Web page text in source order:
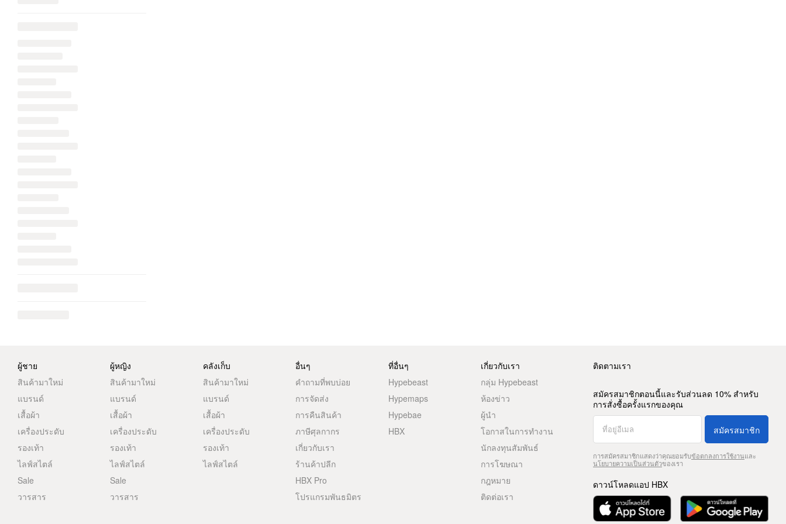
ผู้ชาย
สินค้ามาใหม่
แบรนด์
เสื้อผ้า
เครื่องประดับ
รองเท้า
ไลฟ์สไตล์
Sale
วารสาร
ผู้หญิง
สินค้ามาใหม่
แบรนด์
เสื้อผ้า
เครื่องประดับ
รองเท้า
ไลฟ์สไตล์
Sale
วารสาร
คลังเก็บ
สินค้ามาใหม่
แบรนด์
เสื้อผ้า
เครื่องประดับ
รองเท้า
ไลฟ์สไตล์
อื่นๆ
คำถามที่พบบ่อย
การจัดส่ง
การคืนสินค้า
ภาษีศุลกากร
เกี่ยวกับเรา
ร้านค้าปลีก
HBX Pro
โปรแกรมพันธมิตร
ที่อื่นๆ
Hypebeast
Hypemaps
Hypebae
HBX
เกี่ยวกับเรา
กลุ่ม Hypebeast
ห้องข่าว
ผู้นำ
โอกาสในการทำงาน
นักลงทุนสัมพันธ์
การโฆษณา
กฎหมาย
ติดต่อเรา
ติดตามเรา
สมัครสมาชิกตอนนี้และรับส่วนลด 10% สำหรับ
การสั่งซื้อครั้งแรกของคุณ
สมัครสมาชิก
การสมัครสมาชิกแสดงว่าคุณยอมรับข้อตกลงการใช้งานและ
นโยบายความเป็นส่วนตัวของเรา
ดาวน์โหลดแอป HBX